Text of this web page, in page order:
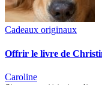
Cadeaux originaux
Offrir le livre de
Caroline